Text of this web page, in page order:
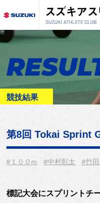
競技結果
第8回 Tokai Sprint
#１００m #中村彰太 #竹
標記大会にスプリントチ